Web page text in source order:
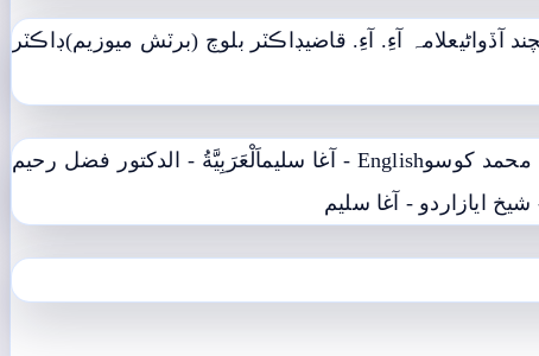
آڏواڻيعلامہ آءِ. آءِ. قاضيڊاڪٽر بلوچ (برٽش ميوزيم)ڊاڪٽر
English - آغا سليم
اَلْعَرَبِيَّةُ - الدکتور فضل رحیم
اياز اردو - آغا سليم